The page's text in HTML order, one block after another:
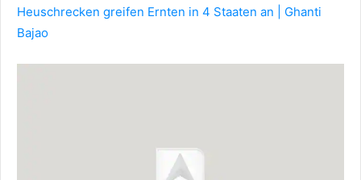
Heuschrecken greifen Ernten in 4 Staaten an | Ghanti
Bajao